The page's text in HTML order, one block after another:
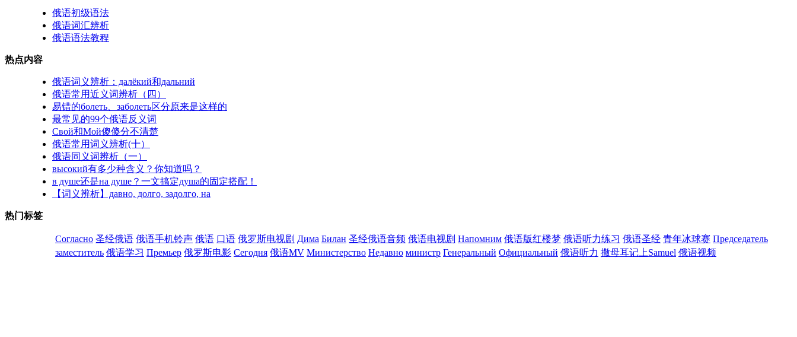
俄语初级语法
俄语词汇辨析
俄语语法教程
热点内容
俄语词义辨析：далёкий和дальний
俄语常用近义词辨析（四）
易错的болеть、заболеть区分原来是这样的
最常见的99个俄语反义词
Свой和Мой傻傻分不清楚
俄语常用词义辨析(十）
俄语同义词辨析（一）
высокий有多少种含义？你知道吗？
в душе还是на душе？一文搞定душа的固定搭配！
【词义辨析】давно, долго, задолго, на
热门标签
Согласно 圣经俄语 俄语手机铃声 俄语 口语 俄罗斯电视剧 Дима Билан 圣经俄语音频 俄语电视剧 Напомним 俄语版红楼梦 俄语听力练习 俄语圣经 青年冰球赛 Председатель
заместитель 俄语学习 Премьер 俄罗斯电影 Сегодня 俄语MV Министерство Недавно министр Генеральный Официальный 俄语听力 撒母耳记上Samuel 俄语视频